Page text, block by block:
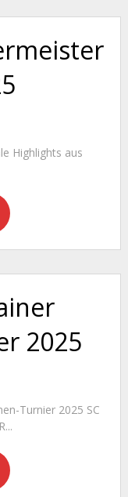
Highlights aus
2025
Turnier 2025 SC